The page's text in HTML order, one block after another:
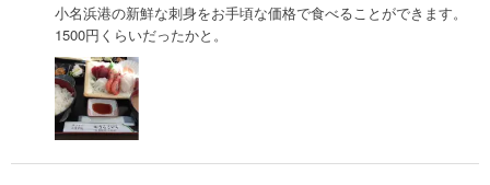
小名浜港の新鮮な刺身をお手頃な価格で食べることができます。
1500円くらいだったかと。